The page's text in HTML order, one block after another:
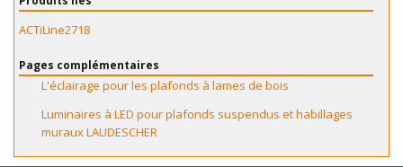
ACTiLine2718
Pages complémentaires
L'éclairage pour les plafonds à lames de bois
Luminaires à LED pour plafonds suspendus et habillages
muraux LAUDESCHER